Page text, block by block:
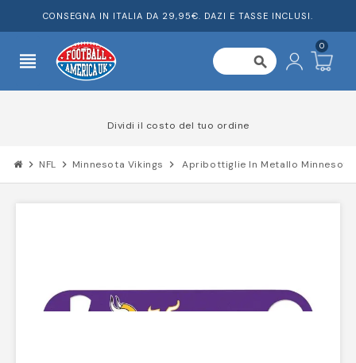
CONSEGNA IN ITALIA DA 29,95€. DAZI E TASSE INCLUSI.
view_headline search
0
Dividi il costo del tuo ordine
chevron_right NFL chevron_right Minnesota Vikings chevron_right Apribottiglie In Metallo Minnesota